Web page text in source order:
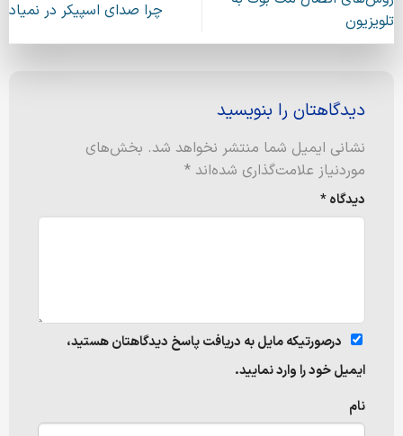
تلویزیون
چرا صدای اسپیکر در نمیاد
دیدگاهتان را بنویسید
نشانی ایمیل شما منتشر نخواهد شد. بخش‌های
موردنیاز علامت‌گذاری شده‌اند *
دیدگاه*
درصورتیکه مایل به دریافت پاسخ دیدگاهتان هستید،
ایمیل خود را وارد نمایید.
نام